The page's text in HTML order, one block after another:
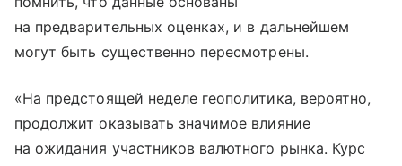
на предварительных оценках, и в дальнейшем
могут быть существенно пересмотрены.
«На предстоящей неделе геополитика, вероятно,
продолжит оказывать значимое влияние
на ожидания участников валютного рынка. Курс